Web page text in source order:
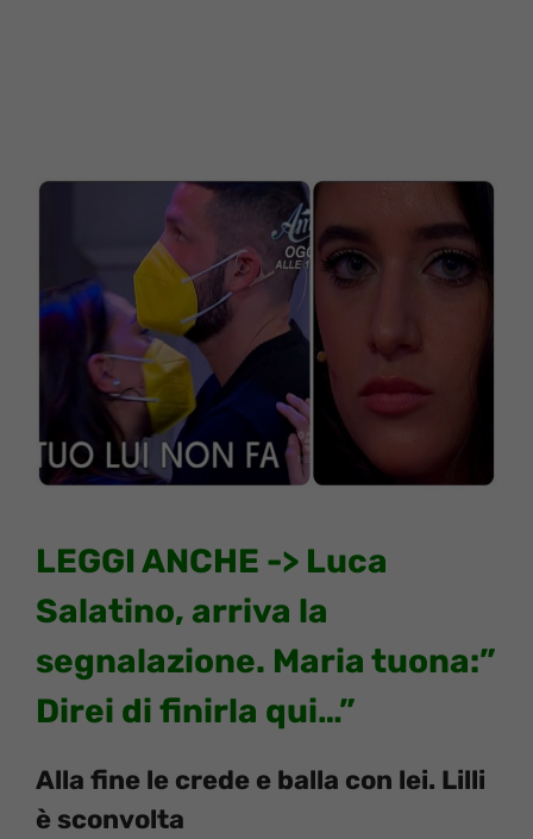
LEGGI ANCHE -> Luca
Salatino, arriva la
segnalazione. Maria tuona:”
Direi di finirla qui…”
Alla fine le crede e balla con lei. Lilli
è sconvolta